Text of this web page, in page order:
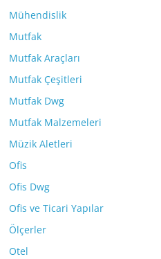
Mühendislik
Mutfak
Mutfak Araçları
Mutfak Çeşitleri
Mutfak Dwg
Mutfak Malzemeleri
Müzik Aletleri
Ofis
Ofis Dwg
Ofis ve Ticari Yapılar
Ölçerler
Otel